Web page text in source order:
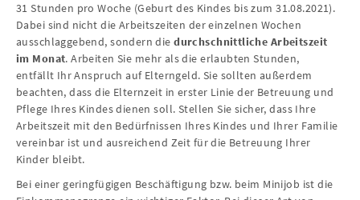
31 Stunden pro Woche (Geburt des Kindes bis zum 31.08.2021).
Dabei sind nicht die Arbeitszeiten der einzelnen Wochen
ausschlaggebend, sondern diedurchschnittliche Arbeitszeit
im Monat. Arbeiten Sie mehr als die erlaubten Stunden,
entfällt Ihr Anspruch auf Elterngeld. Sie sollten außerdem
beachten, dass die Elternzeit in erster Linie der Betreuung und
Pflege Ihres Kindes dienen soll. Stellen Sie sicher, dass Ihre
Arbeitszeit mit den Bedürfnissen Ihres Kindes und Ihrer Familie
vereinbar ist und ausreichend Zeit für die Betreuung Ihrer
Kinder bleibt.
Bei einer geringfügigen Beschäftigung bzw. beim Minijob ist die